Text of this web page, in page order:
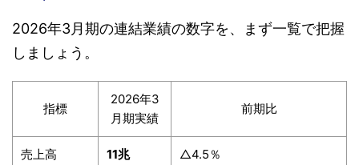
2026年3月期の連結業績の数字を、まず一覧で把握
しましょう。
指標
2026年3
月期実績
前期比
売上高
11兆
△4.5％